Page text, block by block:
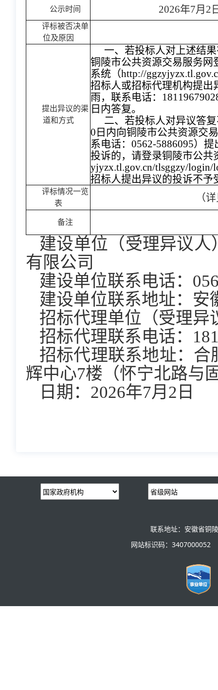
公示时间 2026年7月2
评标被否决单
位及原因
提出异议的渠
道和方式
一、若投标人对上述结
铜陵市公共资源交易服务
系统（http://
招标人或招标代理机构提
雨，联系电话：
日内答复。
二、若投标人对异议答
0日内向铜陵市公共资源交
系电话：0562-5886095）
投诉的，请登录铜陵市公共
yjyzx.tl.gov.cn/tlsggzy/
招标人提出异议的投诉不予
评标情况一览
表
（
备注
建设单位（受理异议
有限公司
建设单位联系电话：
建设单位联系地址：安
招标代理单位（受理异
招标代理联系电话：
招标代理联系地址：合
辉中心7楼（怀宁北路与
日期：2026年7月2日
联系地址：安徽省铜
网站标识码：3407000052